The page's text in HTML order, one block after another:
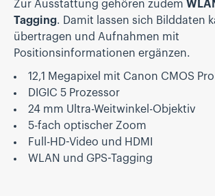
Zur Ausstattung gehören zudem
Tagging. Damit lassen sich Bilddaten
übertragen und Aufnahmen mit
Positionsinformationen ergänzen.
12,1 Megapixel mit Canon CMOS
DIGIC 5 Prozessor
24 mm Ultra-Weitwinkel-Objektiv
5-fach optischer Zoom
Full-HD-Video und HDMI
WLAN und GPS-Tagging